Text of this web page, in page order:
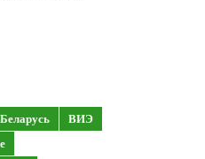
Беларусь
ВИЭ